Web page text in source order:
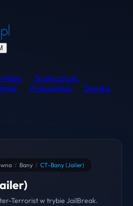
Misje
Społeczność
Przewodnik
Demka
/ Bany / CT-Bany (Jailer)
Terrorist w trybie JailBreak.